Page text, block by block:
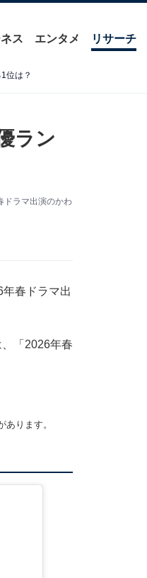
ス エンタメ リサーチ
位は？
ラン
ドラマ出演のかわ
春ドラマ出
「2026年春
ります。